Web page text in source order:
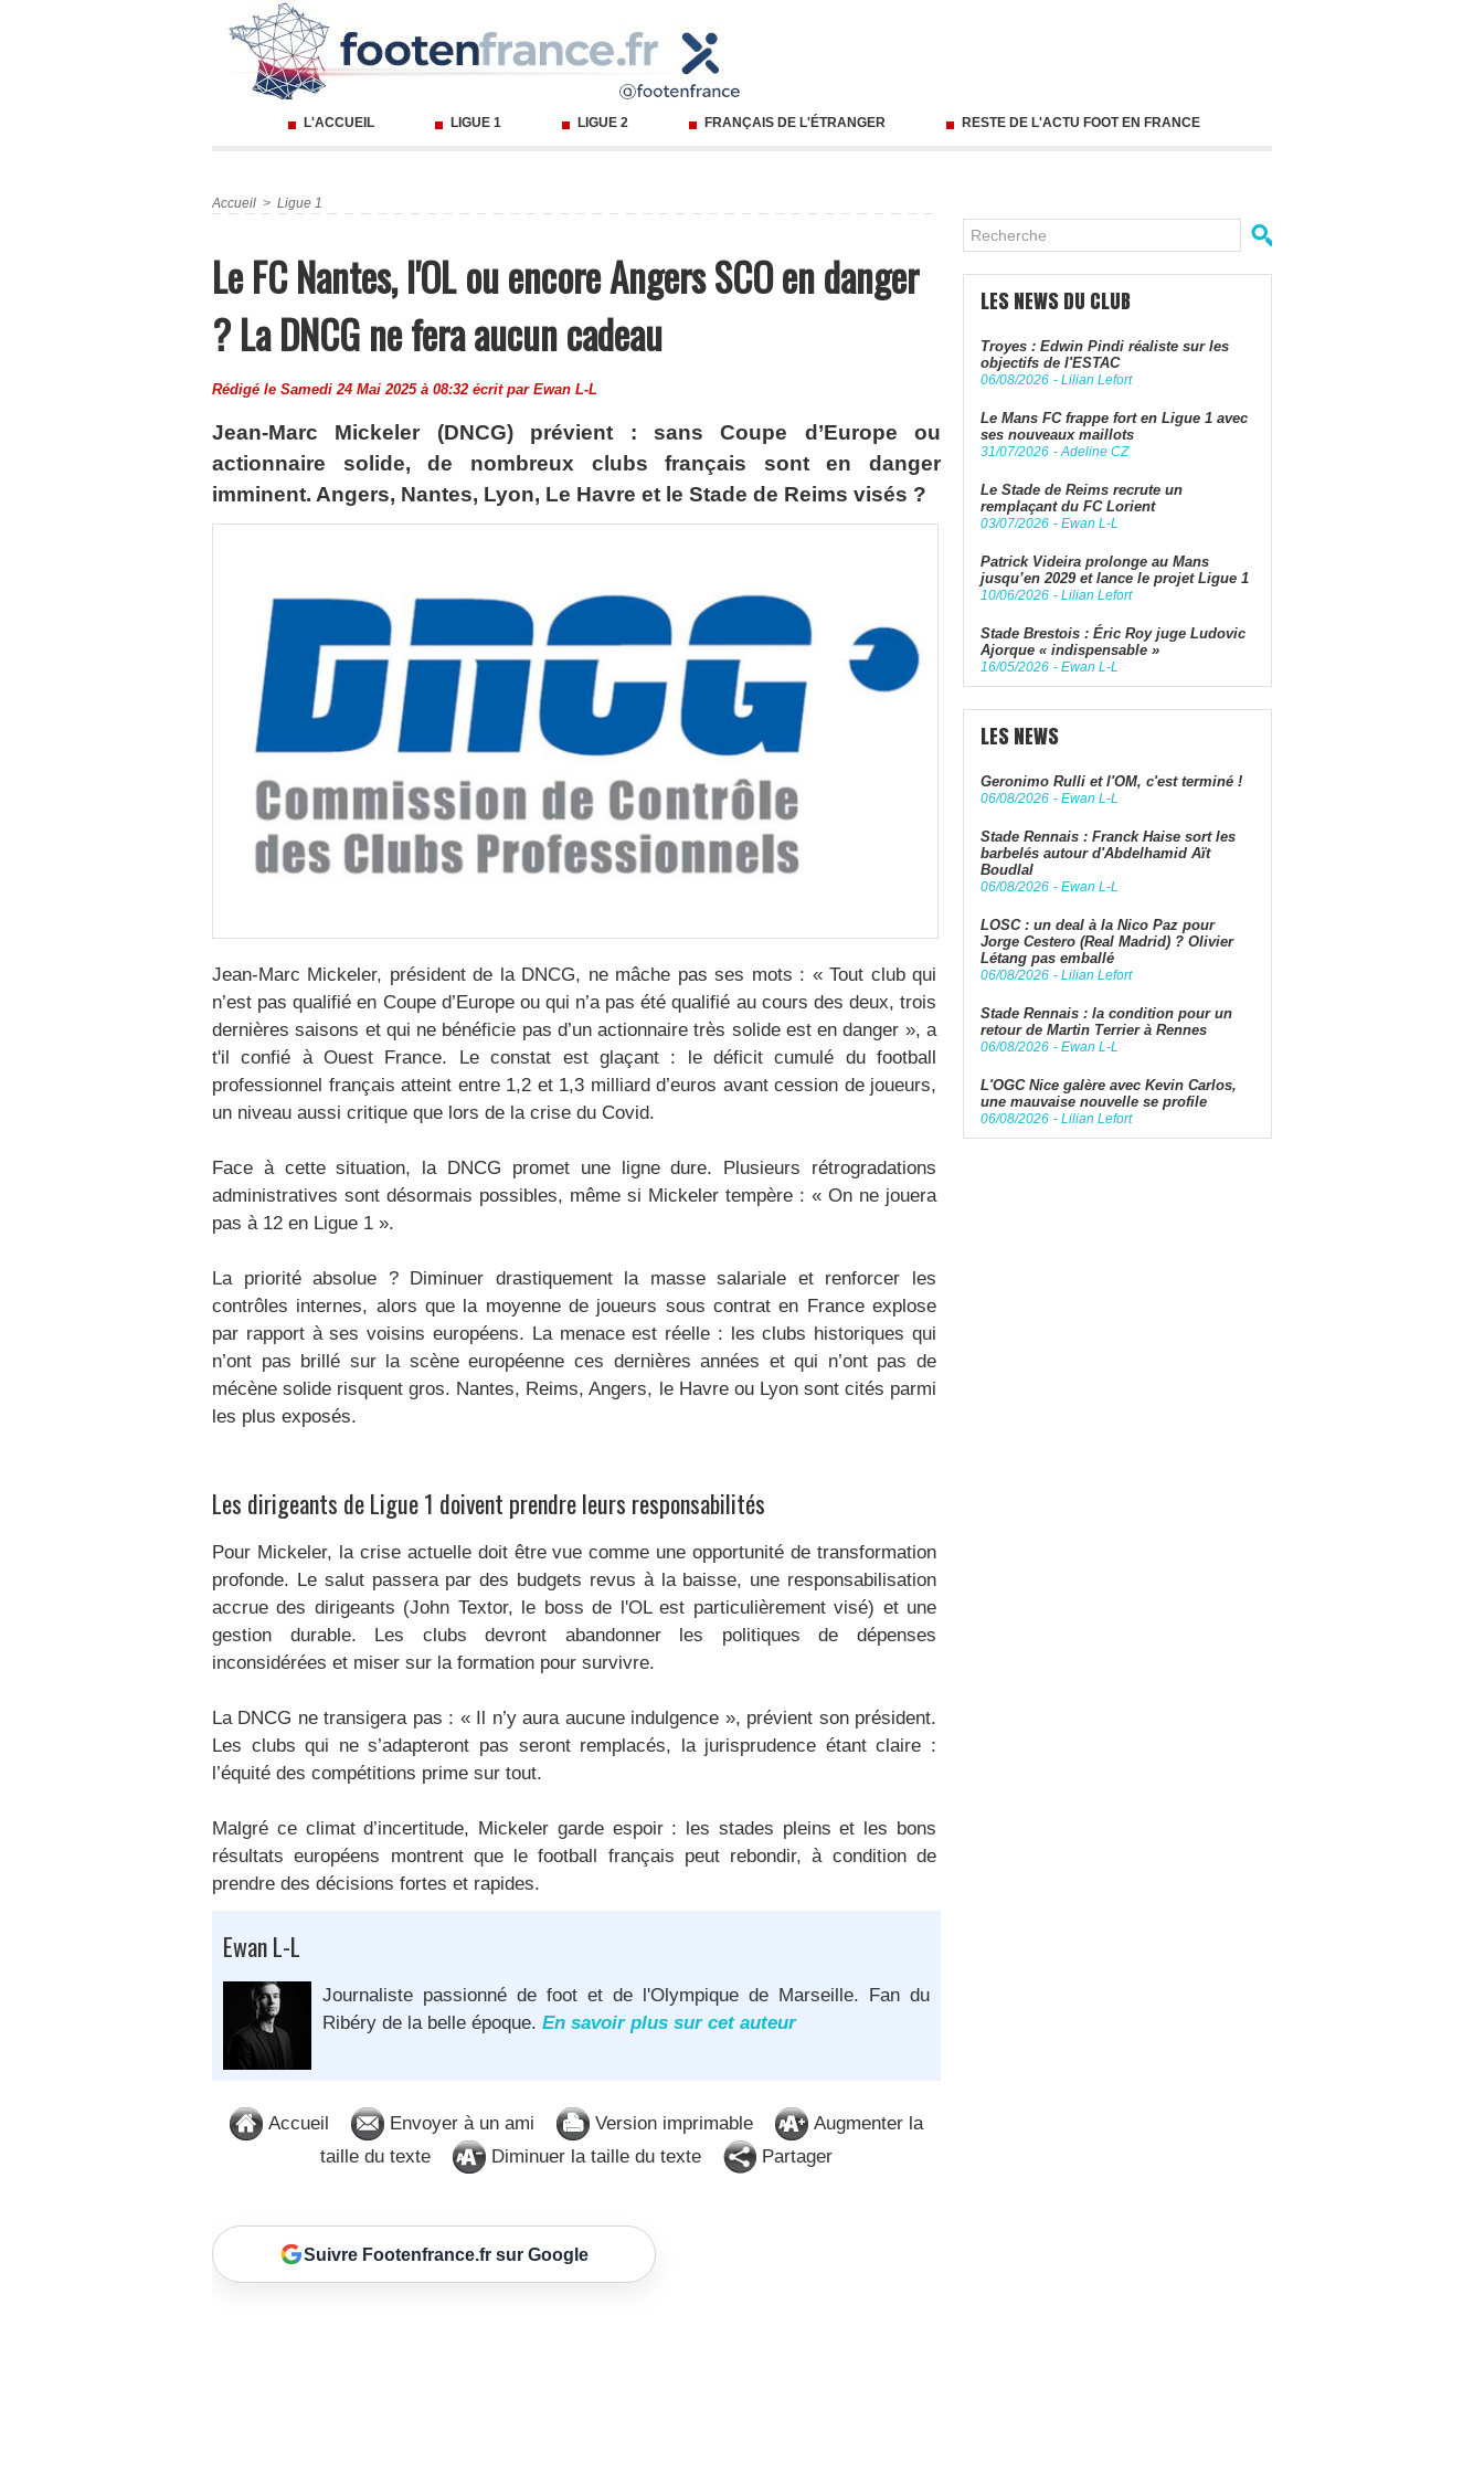
L'ACCUEIL LIGUE 1 LIGUE 2 FRANÇAIS DE L'ÉTRANGER RESTE DE L'ACTU FOOT EN FRANCE
Accueil > Ligue 1
Le FC Nantes, l'OL ou encore Angers SCO en danger
? La DNCG ne fera aucun cadeau
Rédigé le Samedi 24 Mai 2025 à 08:32 écrit par Ewan L-L
Jean-Marc Mickeler (DNCG) prévient : sans Coupe d’Europe ou
actionnaire solide, de nombreux clubs français sont en danger
imminent. Angers, Nantes, Lyon, Le Havre et le Stade de Reims visés ?
Jean-Marc Mickeler, président de la DNCG, ne mâche pas ses mots : « Tout club qui
n’est pas qualifié en Coupe d’Europe ou qui n’a pas été qualifié au cours des deux, trois
dernières saisons et qui ne bénéficie pas d’un actionnaire très solide est en danger », a
t'il confié à Ouest France. Le constat est glaçant : le déficit cumulé du football
professionnel français atteint entre 1,2 et 1,3 milliard d’euros avant cession de joueurs,
un niveau aussi critique que lors de la crise du Covid.
Face à cette situation, la DNCG promet une ligne dure. Plusieurs rétrogradations
administratives sont désormais possibles, même si Mickeler tempère : « On ne jouera
pas à 12 en Ligue 1 ».
La priorité absolue ? Diminuer drastiquement la masse salariale et renforcer les
contrôles internes, alors que la moyenne de joueurs sous contrat en France explose
par rapport à ses voisins européens. La menace est réelle : les clubs historiques qui
n’ont pas brillé sur la scène européenne ces dernières années et qui n’ont pas de
mécène solide risquent gros. Nantes, Reims, Angers, le Havre ou Lyon sont cités parmi
les plus exposés.
Les dirigeants de Ligue 1 doivent prendre leurs responsabilités
Pour Mickeler, la crise actuelle doit être vue comme une opportunité de transformation
profonde. Le salut passera par des budgets revus à la baisse, une responsabilisation
accrue des dirigeants (John Textor, le boss de l'OL est particulièrement visé) et une
gestion durable. Les clubs devront abandonner les politiques de dépenses
inconsidérées et miser sur la formation pour survivre.
La DNCG ne transigera pas : « Il n’y aura aucune indulgence », prévient son président.
Les clubs qui ne s’adapteront pas seront remplacés, la jurisprudence étant claire :
l’équité des compétitions prime sur tout.
Malgré ce climat d’incertitude, Mickeler garde espoir : les stades pleins et les bons
résultats européens montrent que le football français peut rebondir, à condition de
prendre des décisions fortes et rapides.
Ewan L-L
Journaliste passionné de foot et de l'Olympique de Marseille. Fan du
Ribéry de la belle époque. En savoir plus sur cet auteur
Accueil Envoyer à un ami Version imprimable
Augmenter la
taille du texte
Diminuer la taille du texte Partager
Suivre Footenfrance.fr sur Google
LES NEWS DU CLUB
Troyes : Edwin Pindi réaliste sur les
objectifs de l'ESTAC
06/08/2026 - Lilian Lefort
Le Mans FC frappe fort en Ligue 1 avec
ses nouveaux maillots
31/07/2026 -Adeline CZ
Le Stade de Reims recrute un
remplaçant du FC Lorient
03/07/2026 - Ewan L-L
Patrick Videira prolonge au Mans
jusqu’en 2029 et lance le projet Ligue 1
10/06/2026 - Lilian Lefort
Stade Brestois : Éric Roy juge Ludovic
Ajorque « indispensable »
16/05/2026 - Ewan L-L
LES NEWS
Geronimo Rulli et l'OM, c'est terminé !
06/08/2026 - Ewan L-L
Stade Rennais : Franck Haise sort les
barbelés autour d'Abdelhamid Aït
Boudlal
06/08/2026 - Ewan L-L
LOSC : un deal à la Nico Paz pour
Jorge Cestero (Real Madrid) ? Olivier
Létang pas emballé
06/08/2026 - Lilian Lefort
Stade Rennais : la condition pour un
retour de Martin Terrier à Rennes
06/08/2026 - Ewan L-L
L'OGC Nice galère avec Kevin Carlos,
une mauvaise nouvelle se profile
06/08/2026 - Lilian Lefort